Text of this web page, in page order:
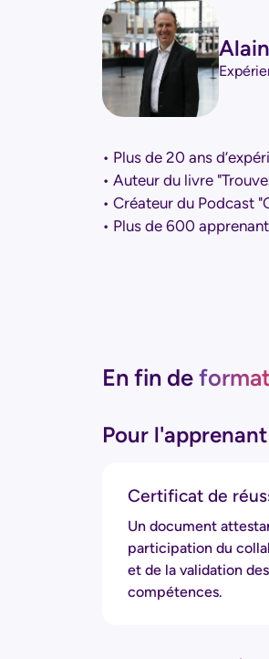
• Plus de 20 ans
• Auteur du livre
• Créateur du Podcast
• Plus de 600
En fin de
Pour l'apprenant
Certificat de
Un document
participation du
et de la validation des
compétences.